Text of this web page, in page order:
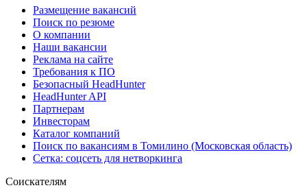
Размещение вакансий
Поиск по резюме
О компании
Наши вакансии
Реклама на сайте
Требования к ПО
Безопасный HeadHunter
HeadHunter API
Партнерам
Инвесторам
Каталог компаний
Поиск по вакансиям в Томилино (Московская область)
Сетка: соцсеть для нетворкинга
Соискателям